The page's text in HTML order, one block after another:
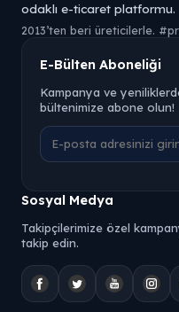
odaklı e-ticaret platformu.
2013’ten beri üreticilerle.
E-Bülten Aboneliği
Kampanya ve
bültenimize abone olun!
Sosyal Medya
Takipçilerimize özel
takip edin.